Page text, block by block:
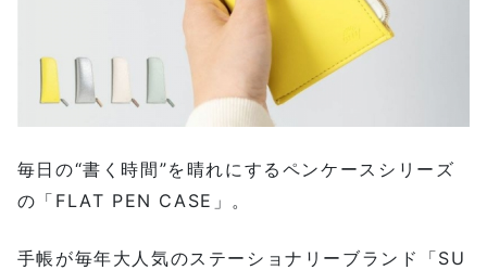
毎日の“書く時間”を晴れにするペンケースシリーズ
の「FLAT PEN CASE」。
手帳が毎年大人気のステーショナリーブランド「SU